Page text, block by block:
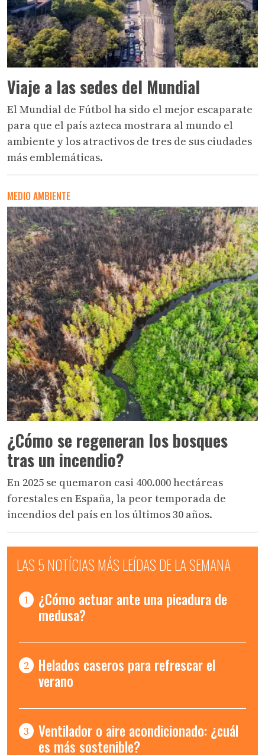
Viaje a las sedes del Mundial
El Mundial de Fútbol ha sido el mejor escaparate
para que el país azteca mostrara al mundo el
ambiente y los atractivos de tres de sus ciudades
más emblemáticas.
MEDIO AMBIENTE
¿Cómo se regeneran los bosques
tras un incendio?
En 2025 se quemaron casi 400.000 hectáreas
forestales en España, la peor temporada de
incendios del país en los últimos 30 años.
LAS 5 NOTÍCIAS MÁS LEÍDAS DE LA SEMANA
1 ¿Cómo actuar ante una picadura de
medusa?
2 Helados caseros para refrescar el
verano
3 Ventilador o aire acondicionado: ¿cuál
es más sostenible?